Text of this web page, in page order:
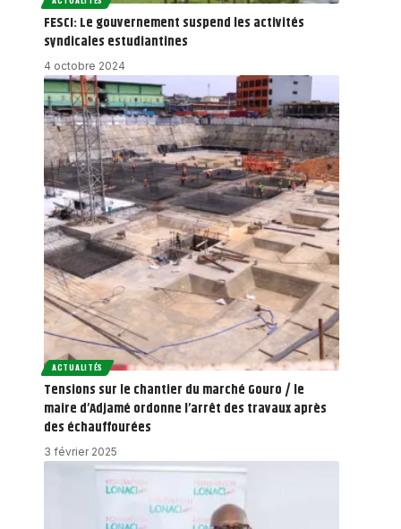
FESCI: Le gouvernement suspend les activités
syndicales estudiantines
4 octobre 2024
ACTUALITÉS
Tensions sur le chantier du marché Gouro / le
maire d’Adjamé ordonne l’arrêt des travaux après
des échauffourées
3 février 2025